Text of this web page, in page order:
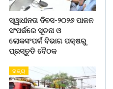
ସ୍ୱାଧୀନତା ଦିବସ-୨୦୨୬ ପାଳନ
ସଂପର୍କରେ ସୂଚନା ଓ
ଲୋକସଂପର୍କ ବିଭାଗ ପକ୍ଷରୁ
ପ୍ରସ୍ତୁତି ବୈଠକ
ରାଜ୍ୟ